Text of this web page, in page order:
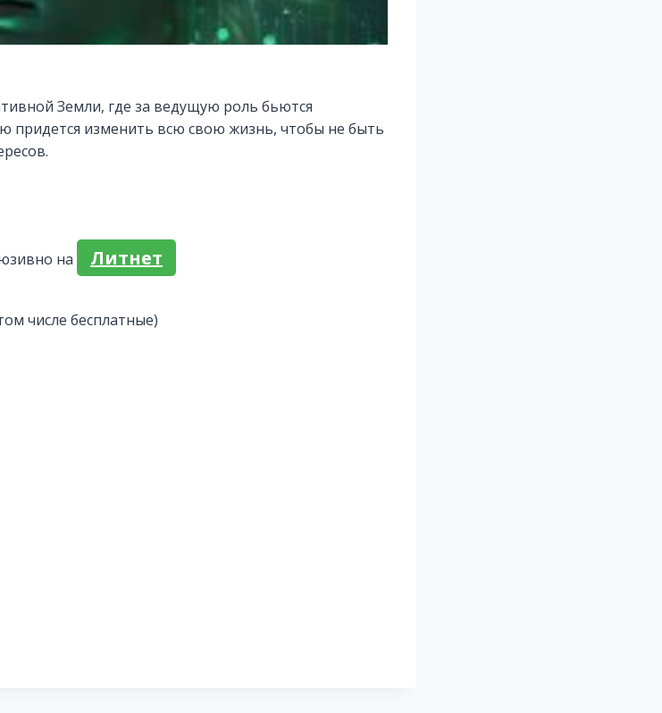
Земли, где за ведущую роль бьются
придется изменить всю свою жизнь, чтобы не быть
на Литнет
числе бесплатные)